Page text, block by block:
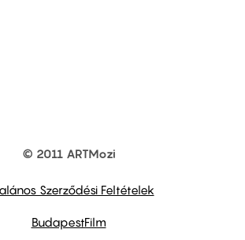
© 2011 ARTMozi
Szerződési Feltételek
BudapestFilm